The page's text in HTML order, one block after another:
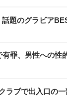
題のグラビア
罪、男性への性
ブで出入口の